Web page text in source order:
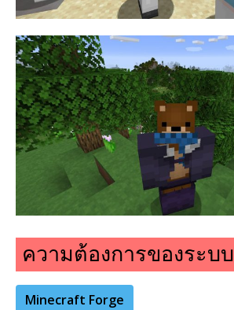
ความต้องการของระบบ
Minecraft Forge